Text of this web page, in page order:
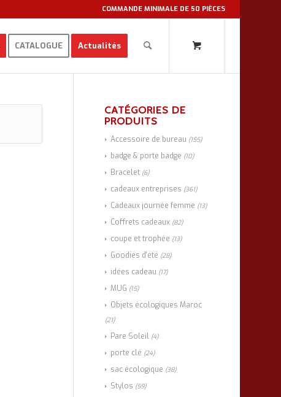
COMMANDE MINIMALE DE 50 PIÈCES
CATALOGUE Actualités
CATÉGORIES DE
PRODUITS
Accessoire de bureau (155)
badge & porte badge (10)
Bracelet (6)
cadeaux entreprises (361)
Cadeaux journée femme (13)
Coffrets cadeaux (82)
coupe et trophée (13)
Goodies d'été (28)
idées cadeau (17)
MUG (15)
Objets écologiques Maroc
(21)
Pare Soleil (4)
porte clé (24)
sac écologique (38)
Stylos (59)